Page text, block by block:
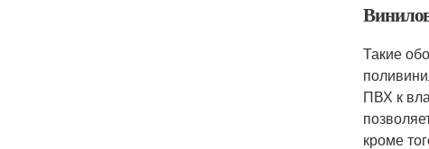
Такие
ПВХ к
кроме